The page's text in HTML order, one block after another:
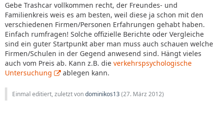
Gebe Trashcar vollkommen recht, der Freundes- und
Familienkreis weis es am besten, weil diese ja schon mit den
verschiedenen Firmen/Personen Erfahrungen gehabt haben.
Einfach rumfragen! Solche offizielle Berichte oder Vergleiche
sind ein guter Startpunkt aber man muss auch schauen welche
Firmen/Schulen in der Gegend anwesend sind. Hängt vieles
auch vom Preis ab. Kann z.B. die verkehrspsychologische
Untersuchung
ablegen kann.
Einmal editiert, zuletzt vondominikos13(27. März 2012)